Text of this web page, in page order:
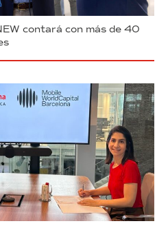
contará con más de 40